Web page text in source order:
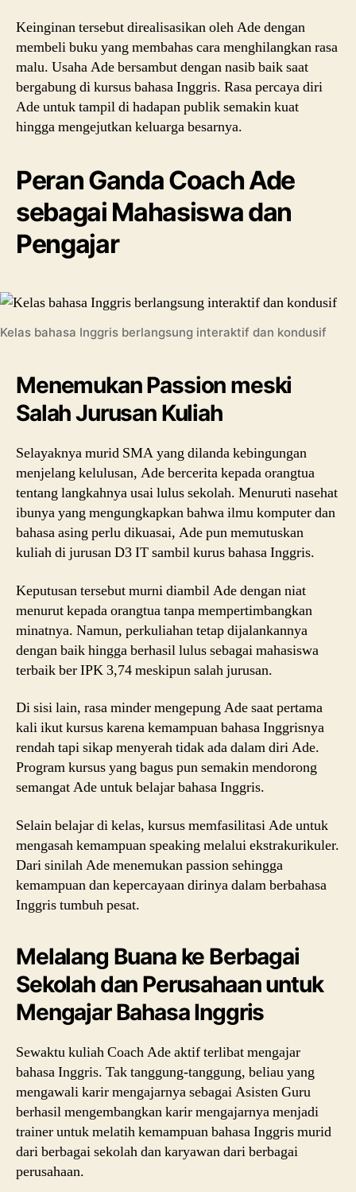
Keinginan tersebut direalisasikan oleh Ade dengan
membeli buku yang membahas cara menghilangkan rasa
malu. Usaha Ade bersambut dengan nasib baik saat
bergabung di kursus bahasa Inggris. Rasa percaya diri
Ade untuk tampil di hadapan publik semakin kuat
hingga mengejutkan keluarga besarnya.
Peran Ganda Coach Ade
sebagai Mahasiswa dan
Pengajar
Kelas bahasa Inggris berlangsung interaktif dan kondusif
Menemukan Passion meski
Salah Jurusan Kuliah
Selayaknya murid SMA yang dilanda kebingungan
menjelang kelulusan, Ade bercerita kepada orangtua
tentang langkahnya usai lulus sekolah. Menuruti nasehat
ibunya yang mengungkapkan bahwa ilmu komputer dan
bahasa asing perlu dikuasai, Ade pun memutuskan
kuliah di jurusan D3 IT sambil kurus bahasa Inggris.
Keputusan tersebut murni diambil Ade dengan niat
menurut kepada orangtua tanpa mempertimbangkan
minatnya. Namun, perkuliahan tetap dijalankannya
dengan baik hingga berhasil lulus sebagai mahasiswa
terbaik ber IPK 3,74 meskipun salah jurusan.
Di sisi lain, rasa minder mengepung Ade saat pertama
kali ikut kursus karena kemampuan bahasa Inggrisnya
rendah tapi sikap menyerah tidak ada dalam diri Ade.
Program kursus yang bagus pun semakin mendorong
semangat Ade untuk belajar bahasa Inggris.
Selain belajar di kelas, kursus memfasilitasi Ade untuk
mengasah kemampuan speaking melalui ekstrakurikuler.
Dari sinilah Ade menemukan passion sehingga
kemampuan dan kepercayaan dirinya dalam berbahasa
Inggris tumbuh pesat.
Melalang Buana ke Berbagai
Sekolah dan Perusahaan untuk
Mengajar Bahasa Inggris
Sewaktu kuliah Coach Ade aktif terlibat mengajar
bahasa Inggris. Tak tanggung-tanggung, beliau yang
mengawali karir mengajarnya sebagai Asisten Guru
berhasil mengembangkan karir mengajarnya menjadi
trainer untuk melatih kemampuan bahasa Inggris murid
dari berbagai sekolah dan karyawan dari berbagai
perusahaan.